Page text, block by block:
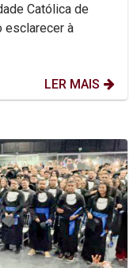
esclarecer à
LER MAIS